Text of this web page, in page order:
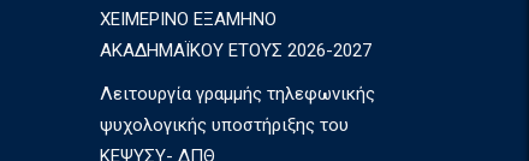
ΧΕΙΜΕΡΙΝΟ ΕΞΑΜΗΝΟ
ΑΚΑΔΗΜΑΪΚΟΥ ΕΤΟΥΣ 2026-2027
Λειτουργία γραμμής τηλεφωνικής
ψυχολογικής υποστήριξης του
ΚΕΨΥΣΥ- ΔΠΘ